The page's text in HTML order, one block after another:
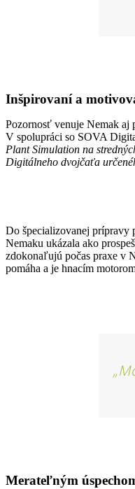
Inšpirovaní a
Pozornosť venuje Nemak aj
V spolupráci so SOVA
Plant Simulation na
Digitálneho dvojčaťa
Do špecializovanej prípravy
Nemaku ukázala ako
zdokonaľujú počas praxe v
pomáha a je hnacím
Merateľným